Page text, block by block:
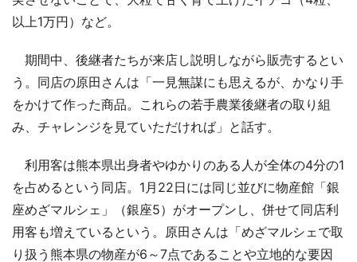
以上1万円）など。
期間中、後継者たちが来店し説明しながら販売するとい
う。同店の原田さんは「一見無謀にも思えるが、かなり手
をかけて作った商品。これらの若手農業後継者の取り組
み、チャレンジを見ていただければ」と話す。
利用客は熊本県出身者やゆかりのある人が全体の4分の1
を占めるという同店。1月22日には同じ並びに物産館「銀
座めざマルシェ」（銀座5）がオープンし、併せて同店利
用客も増えているという。原田さんは「めざマルシェで取
り扱う熊本県の物産が6～7点であることや立地的な要因